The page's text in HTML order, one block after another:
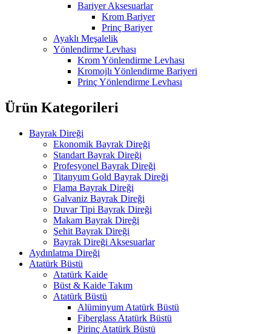
Bariyer Aksesuarlar
Krom Bariyer
Prinç Bariyer
Ayaklı Meşalelik
Yönlendirme Levhası
Krom Yönlendirme Levhası
Kromojlı Yönlendirme Bariyeri
Prinç Yönlendirme Levhası
Ürün Kategorileri
Bayrak Direği
Ekonomik Bayrak Direği
Standart Bayrak Direği
Profesyonel Bayrak Direği
Titanyum Gold Bayrak Direği
Flama Bayrak Direği
Galvaniz Bayrak Direği
Duvar Tipi Bayrak Direği
Makam Bayrak Direği
Şehit Bayrak Direği
Bayrak Direği Aksesuarlar
Aydınlatma Direği
Atatürk Büstü
Atatürk Kaide
Büst & Kaide Takım
Atatürk Büstü
Alüminyum Atatürk Büstü
Fiberglass Atatürk Büstü
Pirinç Atatürk Büstü